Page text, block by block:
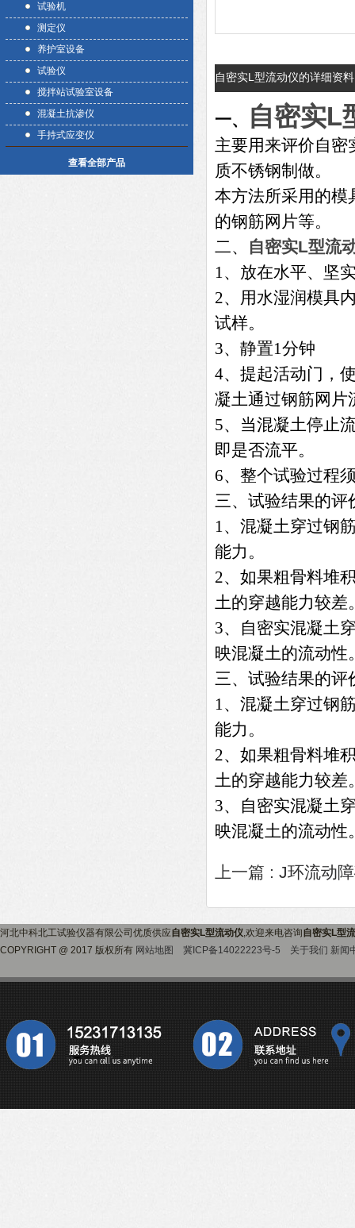
试验机
测定仪
养护室设备
试验仪
搅拌站试验室设备
混凝土抗渗仪
手持式应变仪
查看全部产品
自密实L型流动仪的详细资
一、 自密实L
主要用来评价自密
质不锈钢制做。
本方法所采用的模
的钢筋网片等。
二、
自密实L型流
1、 放在水平、坚
2、 用水湿润模具
试样。
3、 静置1分钟
4、 提起活动门，
凝土通过钢筋网片
5、 当混凝土停止
即是否流平。
6、 整个试验过程
三、 试验结果的评
1、 混凝土穿过钢
能力。
2、 如果粗骨料堆
土的穿越能力较差
3、 自密实混凝土
映混凝土的流动性
三、 试验结果的评
1、 混凝土穿过钢
能力。
2、 如果粗骨料堆
土的穿越能力较差
3、 自密实混凝土
映混凝土的流动性
上一篇 : J环流动
河北中科北工试验仪器有限公司优质供应自密实L型流动仪,欢迎来电咨询自密实L型
COPYRIGHT @ 2017 版权所有 网站地图 冀ICP备14022223号-5 关于我们 新闻